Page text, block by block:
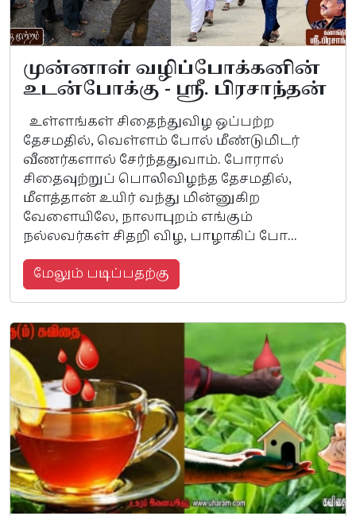
முன்னாள் வழிப்போக்கனின்
உடன்போக்கு - ஸ்ரீ. பிரசாந்தன்
உள்ளங்கள் சிதைந்துவிழ ஒப்பற்ற
தேசமதில், வெள்ளம் போல் மீண்டுமிடர்
வீணர்களால் சேர்ந்ததுவாம். போரால்
சிதைவுற்றுப் பொலிவிழந்த தேசமதில்,
மீளத்தான் உயிர் வந்து மின்னுகிற
வேளையிலே, நாலாபுறம் எங்கும்
நல்லவர்கள் சிதறி விழ, பாழாகிப் போ...
மேலும் படிப்பதற்கு